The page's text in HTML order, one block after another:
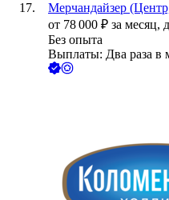
Мерчандайзер
от 78 000 ₽ за месяц,
Без опыта
Выплаты: Два раза в